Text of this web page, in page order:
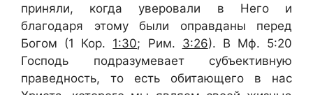
приняли, когда уверовали в Него и
благодаря этому были оправданы перед
Богом (1 Кор. 1:30; Рим. 3:26). В Мф. 5:20
Господь подразумевает субъективную
праведность, то есть обитающего в нас